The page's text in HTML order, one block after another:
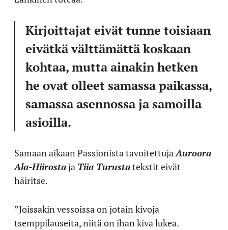
Kirjoittajat eivät tunne toisiaan
eivätkä välttämättä koskaan
kohtaa, mutta ainakin hetken
he ovat olleet samassa paikassa,
samassa asennossa ja samoilla
asioilla.
Samaan aikaan Passionista tavoitettujaAuroora
Ala-Hiirostaja Tiia Turustatekstit eivät
häiritse.
”Joissakin vessoissa on jotain kivoja
tsemppilauseita, niitä on ihan kiva lukea.